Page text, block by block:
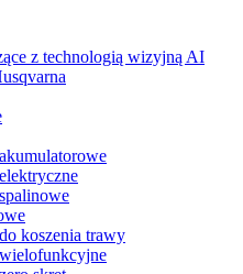
z technologią wizyjną AI
koszenia trawy